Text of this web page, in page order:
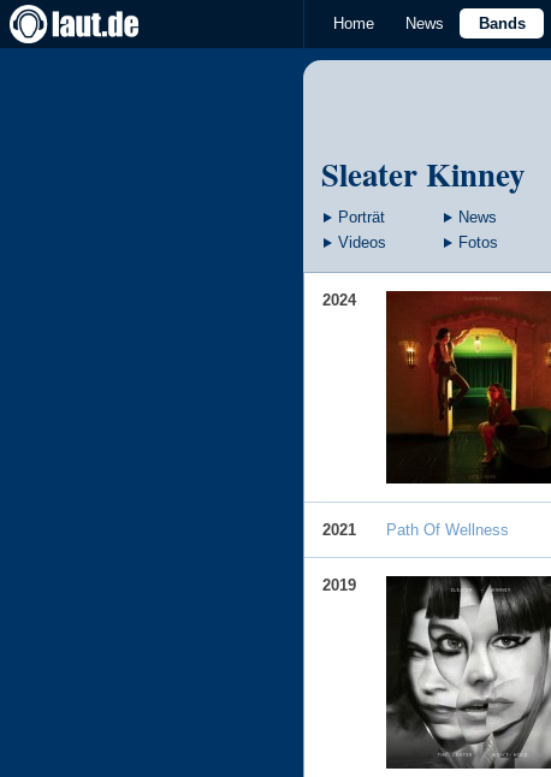
Home News Bands
Sleater Kinney
Porträt News
Videos
Fotos
2024
2021 Path Of Wellness
2019